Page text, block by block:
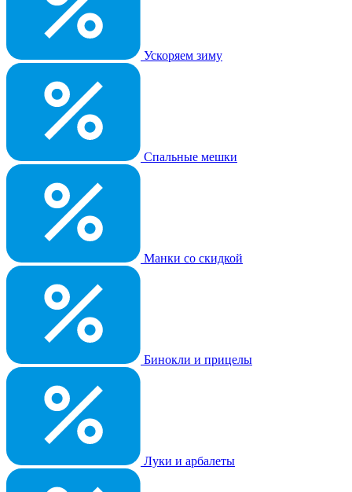
Ускоряем зиму
Спальные мешки
Манки со скидкой
Бинокли и прицелы
Луки и арбалеты